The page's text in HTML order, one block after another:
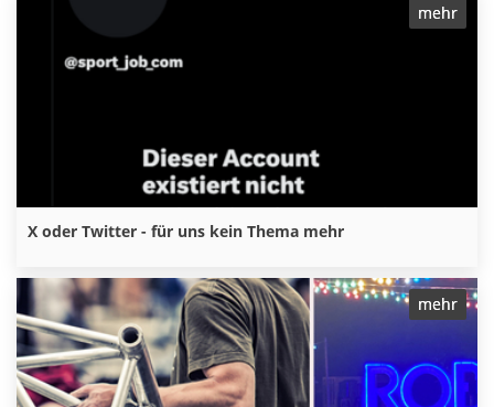
mehr
X oder Twitter - für uns kein Thema mehr
mehr